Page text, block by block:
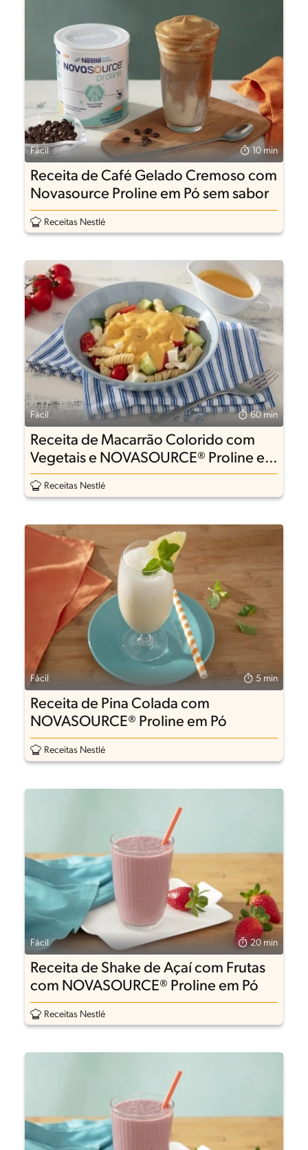
Fácil 10 min
Receita de Café Gelado Cremoso com
Novasource Proline em Pó sem sabor
Receitas Nestlé
Fácil 60 min
Receita de Macarrão Colorido com
Vegetais e NOVASOURCE® Proline em
Pó
Receitas Nestlé
Fácil 5 min
Receita de Pina Colada com
NOVASOURCE® Proline em Pó
Receitas Nestlé
Fácil 20 min
Receita de Shake de Açaí com Frutas
com NOVASOURCE® Proline em Pó
Receitas Nestlé